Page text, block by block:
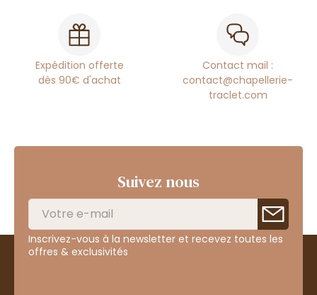
Expédition offerte
dès 90€ d'achat
Contact mail :
contact@chapellerie-
traclet.com
Suivez nous
Inscrivez-vous à la newsletter et recevez toutes les
offres & exclusivités